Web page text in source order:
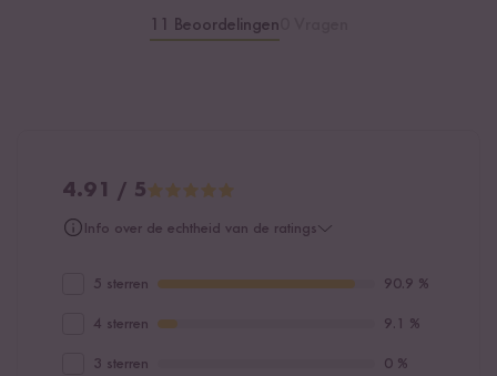
11 Beoordelingen
4.91 / 5
Info over de echtheid van de ratings
5 sterren 90.9 %
4 sterren 9.1 %
3 sterren 0 %